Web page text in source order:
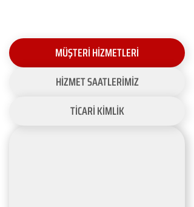
MÜŞTERİ HİZMETLERİ
HİZMET SAATLERİMİZ
TİCARİ KİMLİK